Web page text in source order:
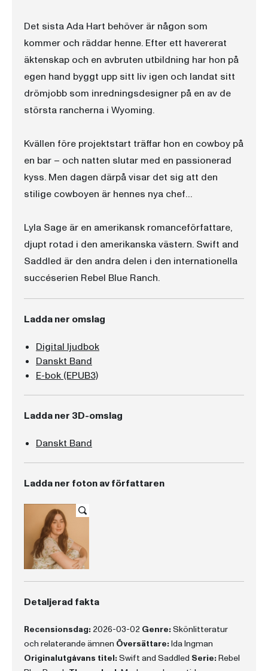
Det sista Ada Hart behöver är någon som
kommer och räddar henne. Efter ett havererat
äktenskap och en avbruten utbildning har hon på
egen hand byggt upp sitt liv igen och landat sitt
drömjobb som inredningsdesigner på en av de
största rancherna i Wyoming.
Kvällen före projektstart träffar hon en cowboy på
en bar – och natten slutar med en passionerad
kyss. Men dagen därpå visar det sig att den
stilige cowboyen är hennes nya chef…
Lyla Sage är en amerikansk romanceförfattare,
djupt rotad i den amerikanska västern. Swift and
Saddled är den andra delen i den internationella
succéserien Rebel Blue Ranch.
Ladda ner omslag
Digital ljudbok
Danskt Band
E-bok (EPUB3)
Ladda ner 3D-omslag
Danskt Band
Ladda ner foton av författaren
Detaljerad fakta
Recensionsdag: 2026-03-02 Genre: Skönlitteratur
och relaterande ämnen Översättare: Ida Ingman
Originalutgåvans titel: Swift and Saddled Serie: Rebel